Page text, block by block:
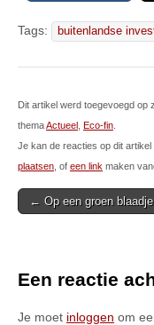
Tags: buitenlandse
Dit artikel werd toegevoegd op
themaActueel Eco-fin
Je kan de reacties op dit artikel
plaatsen , of een link maken
Post
← Op een groen
Een reactie
Je moet inloggen om